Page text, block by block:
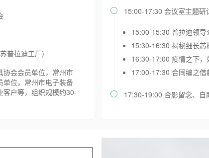
普拉迪工厂)
协会会员单位，常州市
单位，常州市电子装备
客户等，组织规模约30-
 15:00-17:30 会议室主题研
15:00-15:30 普拉迪领
15:30-16:30 揭秘细长
16:30-17:00 疫情之下
17:00-17:30 合同编之
 17:30-19:00 合影留念、自